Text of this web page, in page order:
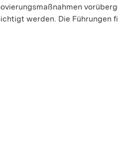
werden. Die Führungen